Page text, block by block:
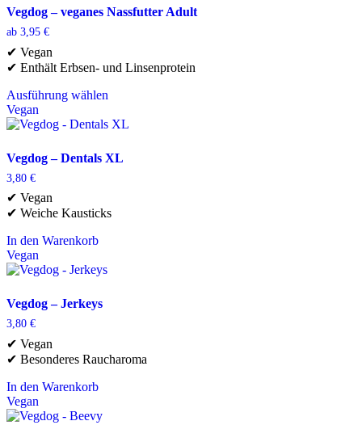
werden
mehrere
Varianten
auf.
Die
Optionen
auf
der
Produktseite
werden
Vegdog – veganes Nassfutter Adult
ab 3,95 €
✔ Vegan
✔ Enthält Erbsen- und Linsenprotein
Ausführung wählen
Dieses
Produkt
mehrere
Varianten
auf.
Die
Optionen
auf
der
Produktseite
werden
Vegan
Vegdog – Dentals XL
3,80 €
✔ Vegan
✔ Weiche Kausticks
In den Warenkorb
Vegan
Vegdog – Jerkeys
3,80 €
✔ Vegan
✔ Besonderes Raucharoma
In den Warenkorb
Vegan